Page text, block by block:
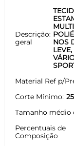
Descrição
geral
NOS
Material Ref p/
Corte Mínimo 25
Tamanho médio
Percentuais de
Composição